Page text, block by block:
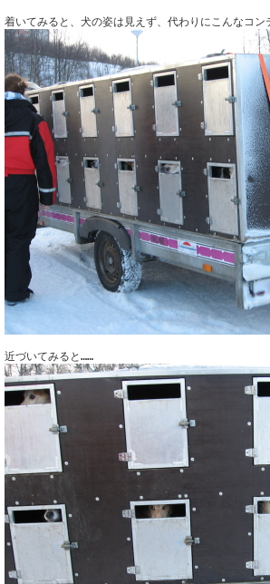
着いてみると、犬の姿は見えず、代わりにこんなコン
近づいてみると……